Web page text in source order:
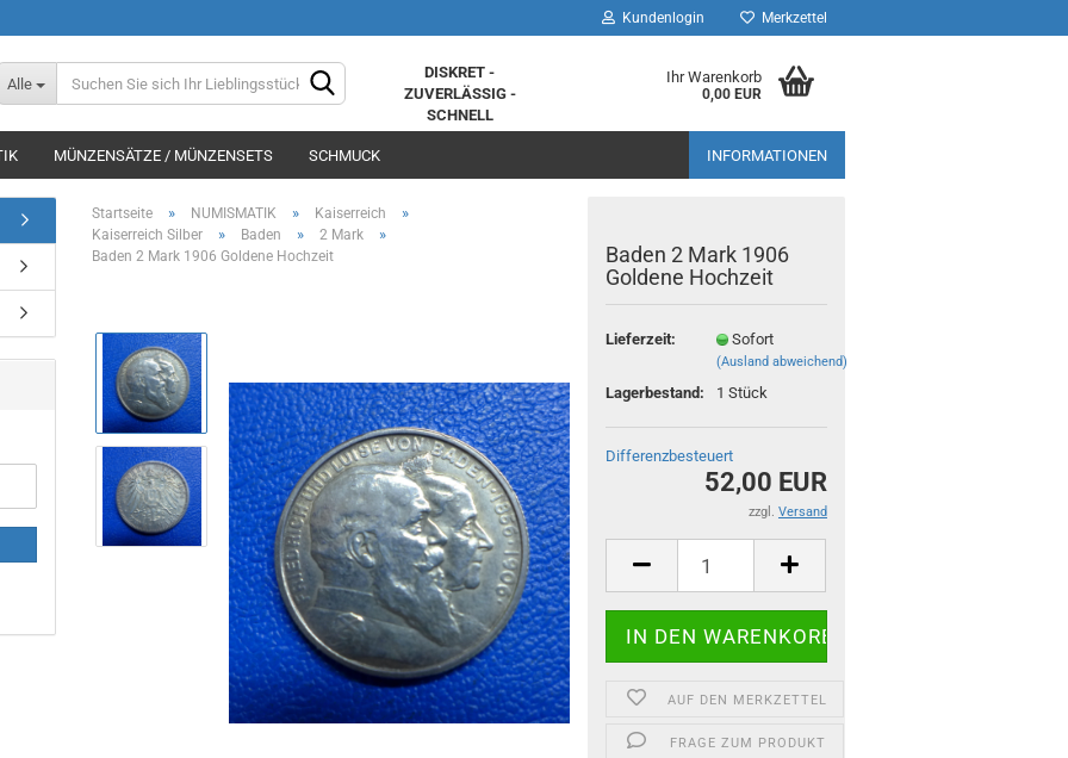
Kundenlogin
Passwort vergessen?
Merkzettel
Alle
DISKRET -
ZUVERLÄSSIG -
SCHNELL
Ihr Warenkorb
0,00 EUR
MÜNZENSÄTZE / MÜNZENSETS SCHMUCK INFORMATIONEN
Startseite » NUMISMATIK » Kaiserreich »
Kaiserreich Silber » Baden » 2 Mark »
Baden 2 Mark 1906 Goldene Hochzeit
Baden 2 Mark 1906
Goldene Hochzeit
Lieferzeit: Sofort
(Ausland abweichend)
Lagerbestand: 1 Stück
Differenzbesteuert
52,00 EUR
zzgl. Versand
AUF DEN MERKZETTEL
FRAGE ZUM PRODUKT